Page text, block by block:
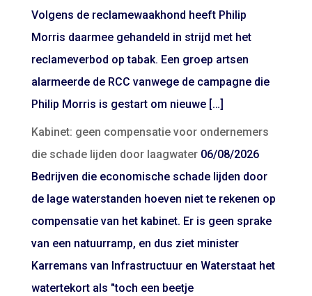
Volgens de reclamewaakhond heeft Philip
Morris daarmee gehandeld in strijd met het
reclameverbod op tabak. Een groep artsen
alarmeerde de RCC vanwege de campagne die
Philip Morris is gestart om nieuwe […]
Kabinet: geen compensatie voor ondernemers
die schade lijden door laagwater 06/08/2026
Bedrijven die economische schade lijden door
de lage waterstanden hoeven niet te rekenen op
compensatie van het kabinet. Er is geen sprake
van een natuurramp, en dus ziet minister
Karremans van Infrastructuur en Waterstaat het
watertekort als "toch een beetje